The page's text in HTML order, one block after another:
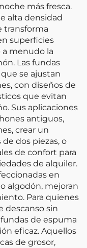
más fresca.
alta densidad
transforma
superficies
a menudo la
Las fundas
se ajustan
con diseños de
que evitan
Sus aplicaciones
antiguos,
crear un
dos piezas, o
de confort para
de alquiler.
en
algodón, mejoran
Para quienes
descanso sin
de espuma
eficaz. Aquellos
de grosor,